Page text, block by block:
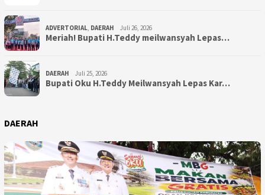
ADVERTORIAL, DAERAH Juli 26, 2026
Meriah! Bupati H.Teddy meilwansyah Lepas…
DAERAH Juli 25, 2026
Bupati Oku H.Teddy Meilwansyah Lepas Kar…
DAERAH